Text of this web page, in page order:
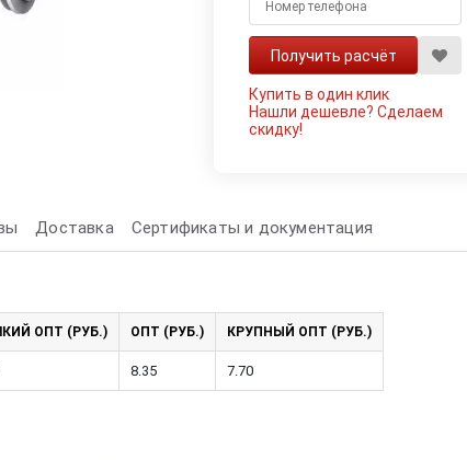
Купить в один клик
Нашли дешевле?Сделаем
скидку!
Доставка Сертификаты и документация
ОПТ (РУБ.) ОПТ (РУБ.) КРУПНЫЙ ОПТ (РУБ.)
8.35 7.70